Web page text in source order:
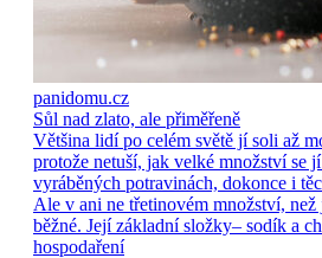
panidomu.cz
Sůl nad zlato, ale přiměřeně
Většina lidí po celém světě jí soli až
protože netuší, jak velké množství se
vyráběných potravinách, dokonce i
Ale v ani ne třetinovém množství,
běžné. Její základní složky– sodík a
hospodaření